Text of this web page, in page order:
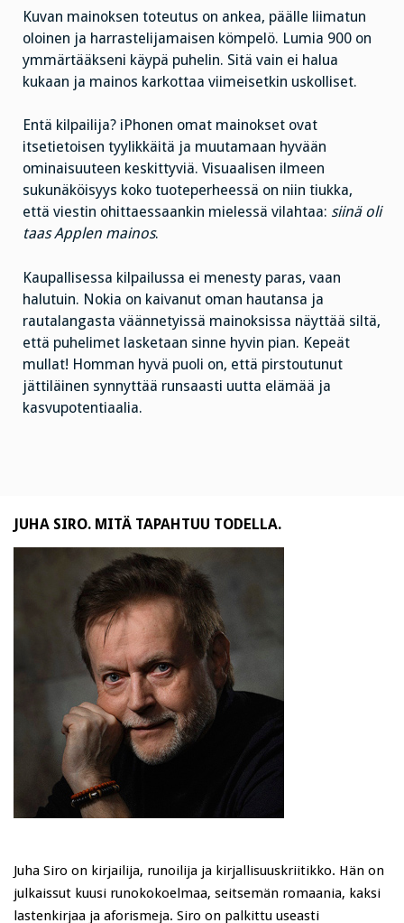
Kuvan mainoksen toteutus on ankea, päälle liimatun
oloinen ja harrastelijamaisen kömpelö. Lumia 900 on
ymmärtääkseni käypä puhelin. Sitä vain ei halua
kukaan ja mainos karkottaa viimeisetkin uskolliset.
Entä kilpailija? iPhonen omat mainokset ovat
itsetietoisen tyylikkäitä ja muutamaan hyvään
ominaisuuteen keskittyviä. Visuaalisen ilmeen
sukunäköisyys koko tuoteperheessä on niin tiukka,
että viestin ohittaessaankin mielessä vilahtaa: siinä oli
taas Applen mainos.
Kaupallisessa kilpailussa ei menesty paras, vaan
halutuin. Nokia on kaivanut oman hautansa ja
rautalangasta väännetyissä mainoksissa näyttää siltä,
että puhelimet lasketaan sinne hyvin pian. Kepeät
mullat! Homman hyvä puoli on, että pirstoutunut
jättiläinen synnyttää runsaasti uutta elämää ja
kasvupotentiaalia.
JUHA SIRO. MITÄ TAPAHTUU TODELLA.
Juha Siro on kirjailija, runoilija ja kirjallisuuskriitikko. Hän on
julkaissut kuusi runokokoelmaa, seitsemän romaania, kaksi
lastenkirjaa ja aforismeja. Siro on palkittu useasti